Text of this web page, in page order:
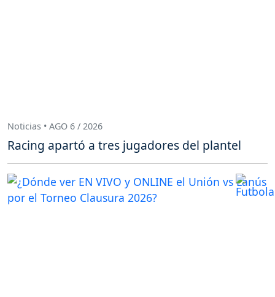
Noticias • AGO 6 / 2026
Racing apartó a tres jugadores del plantel